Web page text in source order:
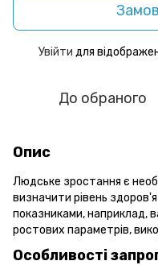
Увійти для
До обраного
Опис
Людське зростання є
визначити рівень
показниками, наприклад,
ростових параметрів,
Особливості